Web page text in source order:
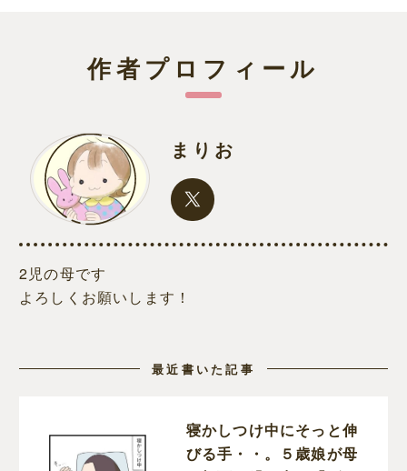
作者プロフィール
まりお
2児の母です
よろしくお願いします！
最近書いた記事
寝かしつけ中にそっと伸
びる手・・。５歳娘が母